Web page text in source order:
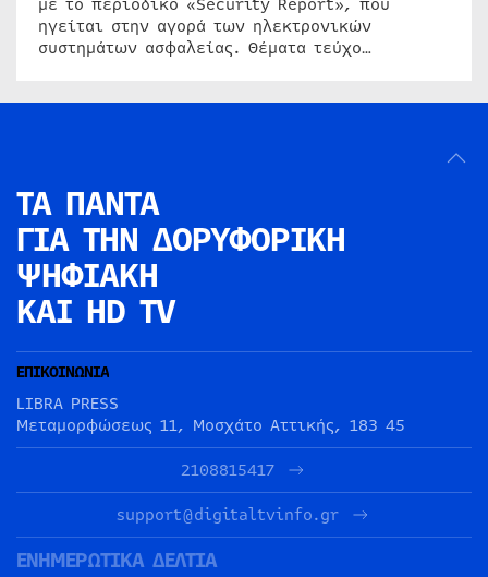
ηγείται στην αγορά των ηλεκτρονικών
συστημάτων ασφαλείας. Θέματα τεύχο…
ΤΑ ΠΑΝΤΑ
ΓΙΑ ΤΗΝ ΔΟΡΥΦΟΡΙΚΗ
ΨΗΦΙΑΚΗ
ΚΑΙ HD TV
ΕΠΙΚΟΙΝΩΝΙΑ
LIBRA PRESS
Μεταμορφώσεως 11, Μοσχάτο Αττικής, 183 45
2108815417
support@digitaltvinfo.gr
ΕΝΗΜΕΡΩΤΙΚΑ ΔΕΛΤΙΑ